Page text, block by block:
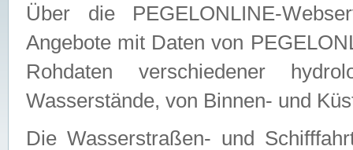
Über die PEGELONLINE-
Angebote mit Daten von
Rohdaten verschiedener
Wasserstände, von Binnen- und
Die Wasserstraßen- und